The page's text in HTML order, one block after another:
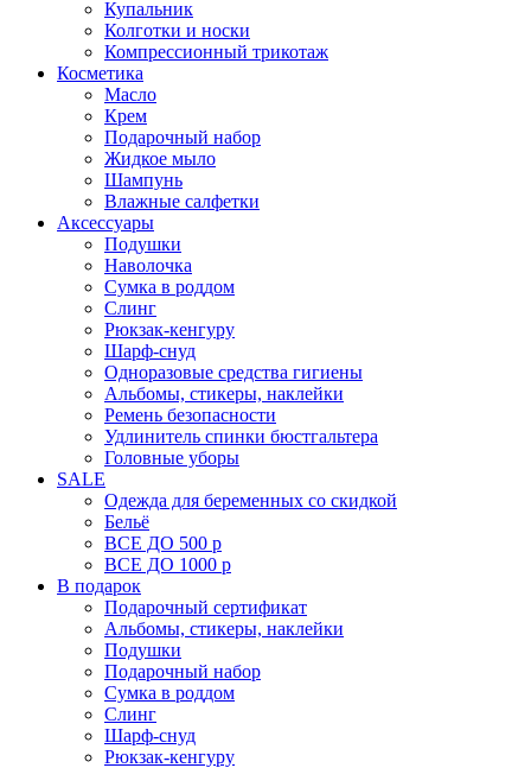
Купальник
Колготки и носки
Компрессионный трикотаж
Косметика
Масло
Крем
Подарочный набор
Жидкое мыло
Шампунь
Влажные салфетки
Аксессуары
Подушки
Наволочка
Сумка в роддом
Cлинг
Рюкзак-кенгуру
Шарф-снуд
Одноразовые средства гигиены
Альбомы, стикеры, наклейки
Ремень безопасности
Удлинитель спинки бюстгальтера
Головные уборы
SALE
Одежда для беременных со скидкой
Бельё
ВСЕ ДО 500 р
ВСЕ ДО 1000 р
В подарок
Подарочный сертификат
Альбомы, стикеры, наклейки
Подушки
Подарочный набор
Сумка в роддом
Слинг
Шарф-снуд
Рюкзак-кенгуру